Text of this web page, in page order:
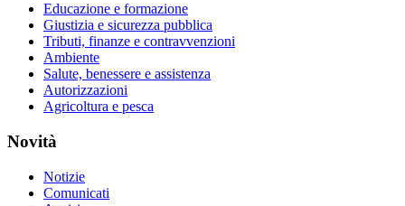
Educazione e formazione
Giustizia e sicurezza pubblica
Tributi, finanze e contravvenzioni
Ambiente
Salute, benessere e assistenza
Autorizzazioni
Agricoltura e pesca
Novità
Notizie
Comunicati